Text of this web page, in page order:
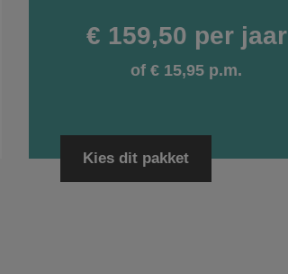
€ 159,50 per jaar
of € 15,95 p.m.
Kies dit pakket